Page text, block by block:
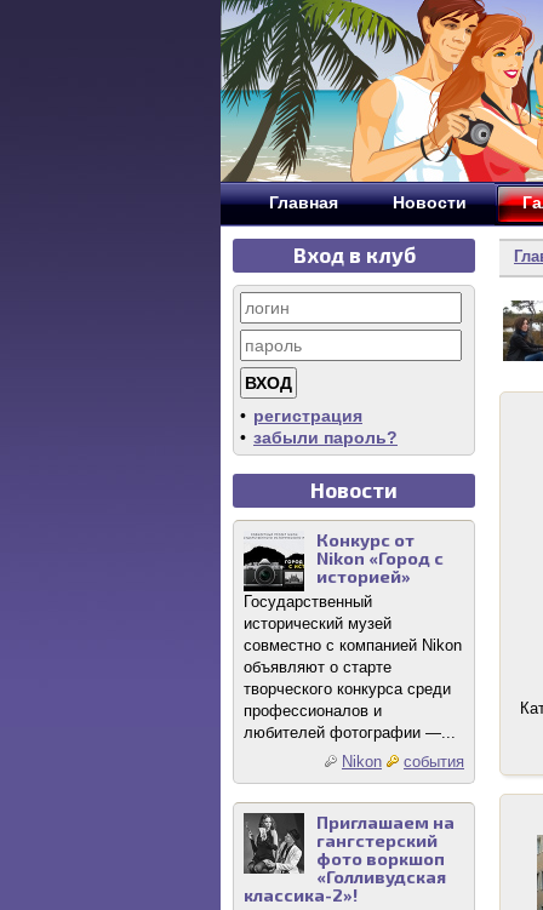
Главная Новости
Вход в клуб
• регистрация
• забыли пароль?
Новости
Конкурс от
Nikon «Город с
историей»
Государственный
исторический музей
совместно с компанией Nikon
объявляют о старте
творческого конкурса среди
профессионалов и
любителей фотографии —...
Nikon
события
Приглашаем на
гангстерский
фото воркшоп
«Голливудская
классика-2»!